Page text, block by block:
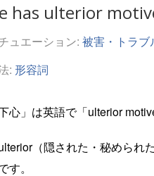
has ulterior
ュエーション: 被害・トラブ
: 形容詞
下心」は英語で「ulterior
ulterior（隠された・秘めら
す。